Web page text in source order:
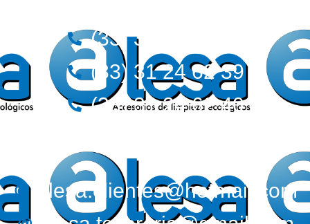
(33) 36 12 72 62
(33) 31 24 62 39
(33) 31 24 62 40
alesa.clientes@hotmail.com